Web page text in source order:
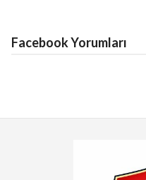
Facebook Yorumları